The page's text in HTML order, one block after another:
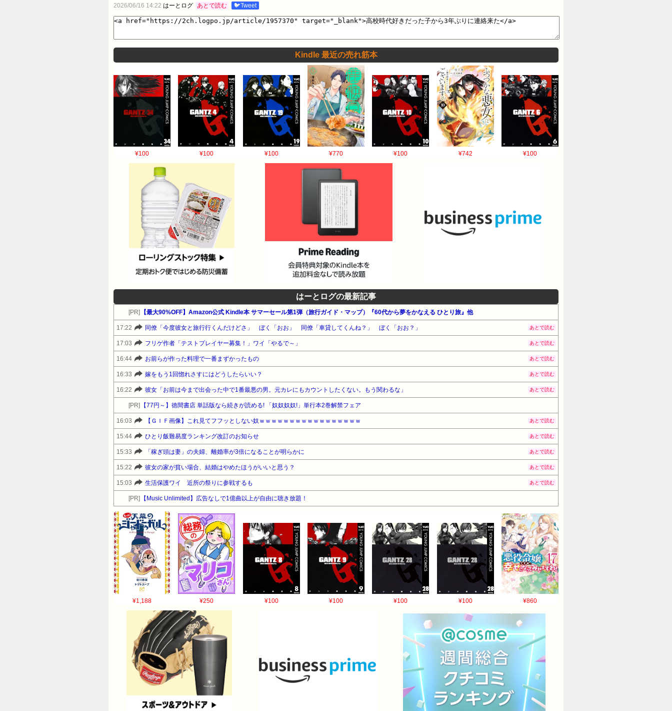
2026/06/16 14:22 はーとログ あとで読む 🐦Tweet
Kindle 最近の売れ筋本
¥100 ¥100 ¥100 ¥770 ¥100 ¥742 ¥100
はーとログの最新記事
[PR] 【最大90%OFF】Amazon公式 Kindle本 サマーセール第1弾（旅行ガイド・マップ）『60代から夢をかなえる ひとり旅』他
17:22 同僚「今度彼女と旅行行くんだけどさ」 ぼく「おお」 同僚「車貸してくんね？」 ぼく「おお？」 あとで読む
17:03 フリゲ作者「テストプレイヤー募集！」ワイ「やるで～」 あとで読む
16:44 お前らが作った料理で一番まずかったもの あとで読む
16:33 嫁をもう1回惚れさすにはどうしたらいい？ あとで読む
16:22 彼女「お前は今まで出会った中で1番最悪の男。元カレにもカウントしたくない。もう関わるな」 あとで読む
[PR] 【77円～】徳間書店 単話版なら続きが読める! 「奴奴奴奴!」単行本2巻解禁フェア
16:03 【ＧＩＦ画像】これ見てフフッとしない奴ｗｗｗｗｗｗｗｗｗｗｗｗｗｗｗｗｗ あとで読む
15:44 ひとり飯難易度ランキング改訂のお知らせ あとで読む
15:33 「稼ぎ頭は妻」の夫婦、離婚率が3倍になることが明らかに あとで読む
15:22 彼女の家が貧い場合、結婚はやめたほうがいいと思う？ あとで読む
15:03 生活保護ワイ 近所の祭りに参戦するも あとで読む
[PR] 【Music Unlimited】広告なしで1億曲以上が自由に聴き放題！
¥1,188 ¥250 ¥100 ¥100 ¥100 ¥100 ¥860